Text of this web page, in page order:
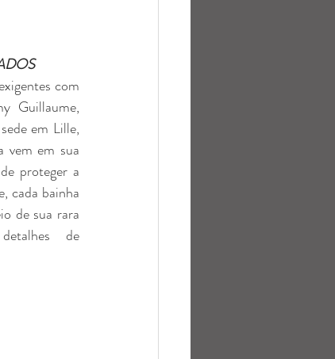
com
Guillaume,
em Lille,
vem em sua
proteger a
cada bainha
de sua rara
de